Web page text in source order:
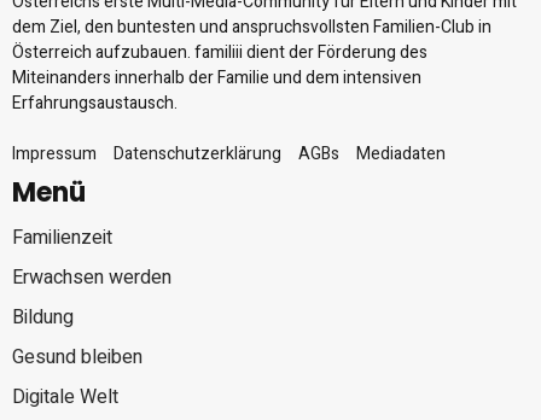
dem Ziel, den buntesten und anspruchsvollsten Familien-Club in
Österreich aufzubauen. familiii dient der Förderung des
Miteinanders innerhalb der Familie und dem intensiven
Erfahrungsaustausch.
Impressum
Datenschutzerklärung AGBs Mediadaten
Menü
Familienzeit
Erwachsen werden
Bildung
Gesund bleiben
Digitale Welt